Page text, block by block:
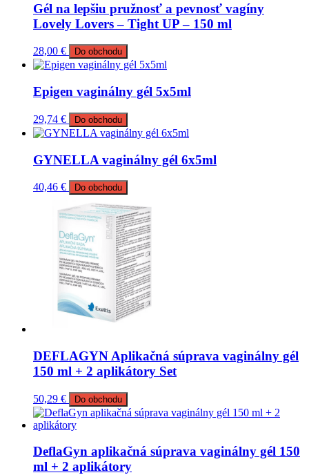
Gél na lepšiu pružnosť a pevnosť vagíny
Lovely Lovers – Tight UP – 150 ml
28,00 € Do obchodu
Epigen vaginálny gél 5x5ml
29,74 € Do obchodu
GYNELLA vaginálny gél 6x5ml
40,46 € Do obchodu
DEFLAGYN Aplikačná súprava vaginálny gél
150 ml + 2 aplikátory Set
50,29 € Do obchodu
DeflaGyn aplikačná súprava vaginálny gél 150
ml + 2 aplikátory